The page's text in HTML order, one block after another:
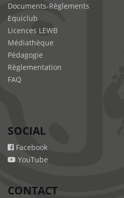
Documents-Règlements
Equiclub
Licences LEWB
Médiathèque
Pédagogie
Règlementation
FAQ
SOCIAL
Facebook
YouTube
CONTACT